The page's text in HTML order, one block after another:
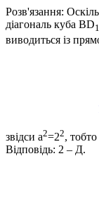
Розв'язання:
діагональ куба BD1
виводиться із
звідси a2=22, тобто
Відповідь: 2 – Д.